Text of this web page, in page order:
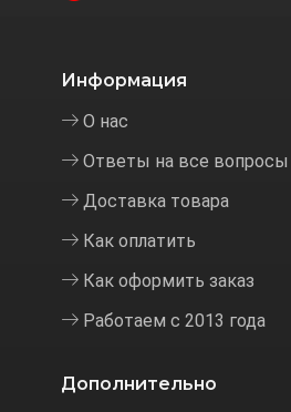
Информация
О нас
Ответы на все вопросы
Доставка товара
Как оплатить
Как оформить заказ
Работаем с 2013 года
Дополнительно